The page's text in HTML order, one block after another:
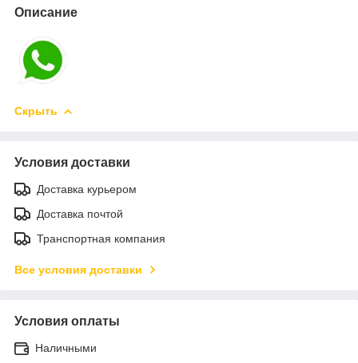
Описание
Скрыть
Условия доставки
Доставка курьером
Доставка почтой
Транспортная компания
Все условия доставки
Условия оплаты
Наличными